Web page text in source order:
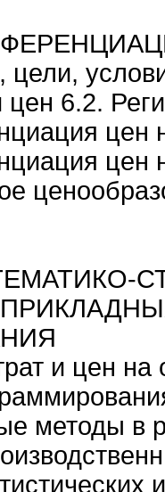
6.2.
цен
цен
и цен на
в